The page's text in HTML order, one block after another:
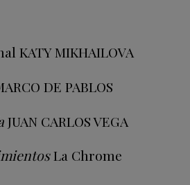
KATY MIKHAILOVA
DE PABLOS
JUAN CARLOS VEGA
La Chrome